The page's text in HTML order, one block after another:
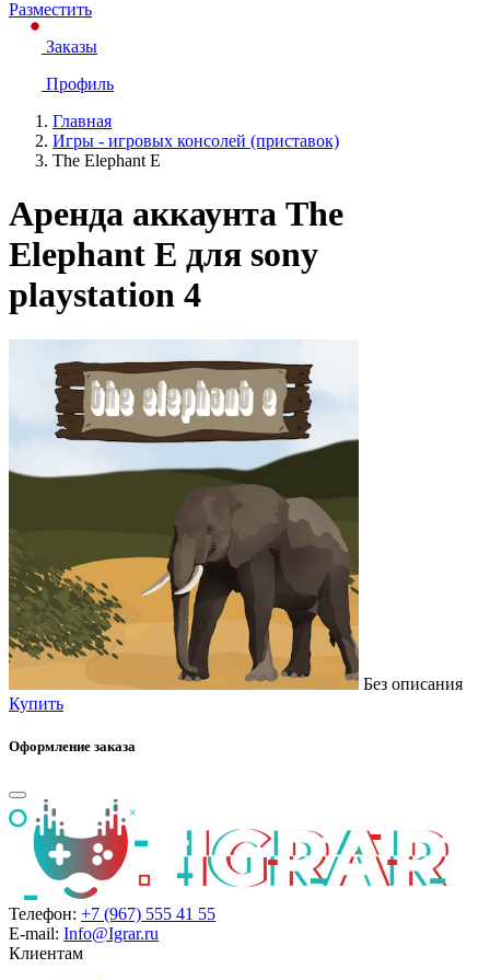
Разместить
Заказы
Профиль
Главная
Игры - игровых консолей (приставок)
The Elephant E
Аренда аккаунта The
Elephant E для sony
playstation 4
Без описания
Купить
Оформление заказа
Телефон: +7 (967) 555 41 55
E-mail: Info@Igrar.ru
Клиентам